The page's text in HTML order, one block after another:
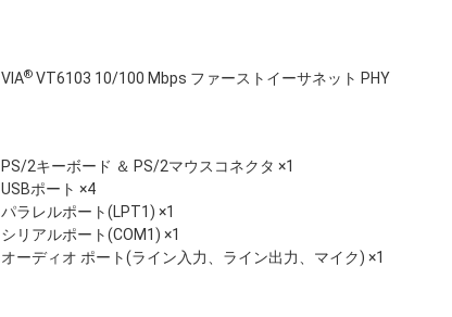
VIA® VT6103 10/100 Mbps ファーストイーサネット PHY
PS/2キーボード ＆ PS/2マウスコネクタ ×1
USBポート ×4
パラレルポート(LPT1) ×1
シリアルポート(COM1) ×1
オーディオ ポート(ライン入力、ライン出力、マイク) ×1